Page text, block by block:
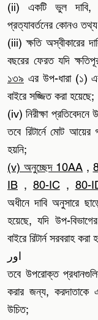
(ii) একটি ভুল দাবি,
প্রত্যাবর্তনের কোনও
(iii) ক্ষতি অস্বীকারের
বছরের ফেরত যদি
১৩৯ এর উপ-ধারা (১) এর
বাইরে সজ্জিত করা হয়েছে;
(iv) নিরীক্ষা প্রতিবেদনে
তবে রিটার্নে মোট আয়ের
হয়নি;
(v) অনুচ্ছেদ 10AA ,
IB , 80-IC, 80-
অধীনে দাবি অনুসারে
হয়েছে, যদি উপ-বিভাগের
বাইরে রিটার্ন সরবরাহ
اور
তবে উপরোক্ত
করার জন্য, করদাতাকে
উচিত;